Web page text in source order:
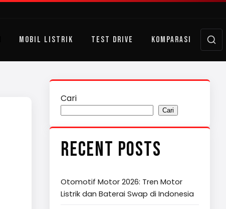
MOBIL LISTRIK TEST DRIVE KOMPARASI
Cari
Cari
RECENT POSTS
Otomotif Motor 2026: Tren Motor
Listrik dan Baterai Swap di Indonesia